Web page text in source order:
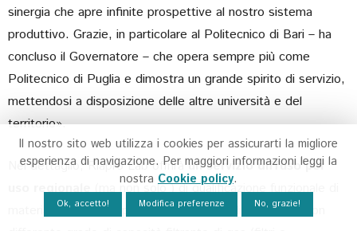
sinergia che apre infinite prospettive al nostro sistema
produttivo. Grazie, in particolare al Politecnico di Bari – ha
concluso il Governatore – che opera sempre più come
Politecnico di Puglia e dimostra un grande spirito di servizio,
mettendosi a disposizione delle altre università e del
territorio».
Nel dettaglio, Riapro Lab offriràun servizio diffuso per
uso regionale(ma non solo ) di qualificazione funzionale di
materiali, prodotti e processi per materiali e prodotti con
Il nostro sito web utilizza i cookies per assicurarti la migliore
esperienza di navigazione. Per maggiori informazioni leggi la
nostra Cookie policy.
Ok, accetto! Modifica preferenze No, grazie!